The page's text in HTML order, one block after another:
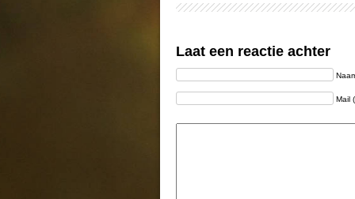
Laat een reactie achter
Mail